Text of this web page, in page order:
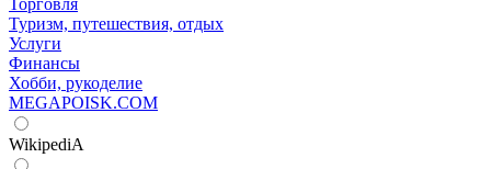
Торговля
Туризм, путешествия, отдых
Услуги
Финансы
Хобби, рукоделие
MEGAPOISK.COM
WikipediA